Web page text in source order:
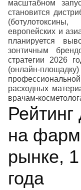
масштабном
становится
европейских и
планируется
зонтичным
стратегии 2026
(онлайн-
расходных
врачам-
Рейтинг
на
рынке,
года